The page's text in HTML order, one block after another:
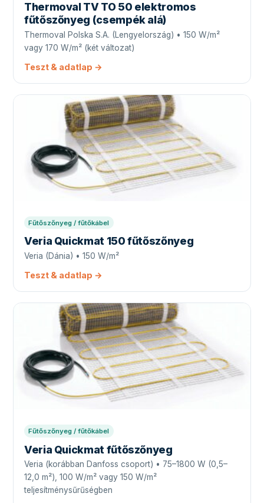
Thermoval TV TO 50 elektromos
fűtőszőnyeg (csempék alá)
Thermoval Polska S.A. (Lengyelország) • 150 W/m²
vagy 170 W/m² (két változat)
Teszt & adatlap →
Fűtőszőnyeg / fűtőkábel
Veria Quickmat 150 fűtőszőnyeg
Veria (Dánia) • 150 W/m²
Teszt & adatlap →
Fűtőszőnyeg / fűtőkábel
Veria Quickmat fűtőszőnyeg
Veria (korábban Danfoss csoport) • 75–1800 W (0,5–
12,0 m²), 100 W/m² vagy 150 W/m²
teljesítménysűrűségben